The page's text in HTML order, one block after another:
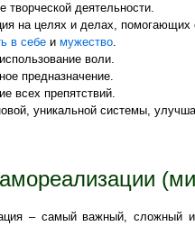
творческой деятельности.
на целях и делах, помогающих
в себе и мужество.
воли.
предназначение.
всех препятствий.
уникальной системы,
– самый важный, сложный